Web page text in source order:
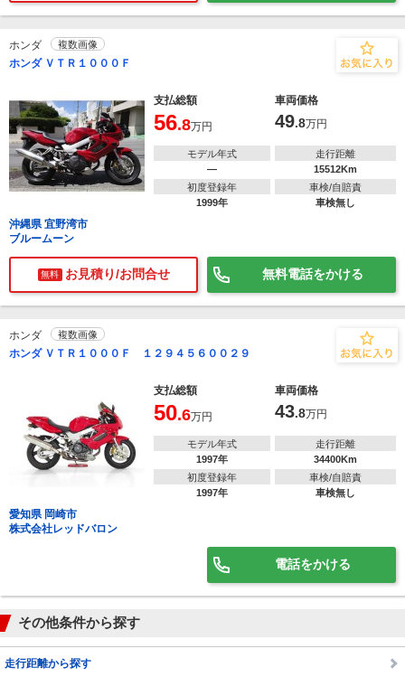
ホンダ 複数画像
ホンダ ＶＴＲ１０００Ｆ
支払総額 車両価格
56.8万円 49.8万円
モデル年式
―
走行距離
15512Km
初度登録年
1999年
車検/自賠責
車検無し
沖縄県 宜野湾市
ブルームーン
無料 お見積り/お問合せ 無料電話をかける
ホンダ 複数画像
ホンダ ＶＴＲ１０００Ｆ １２９４５６００２９
支払総額 車両価格
50.6万円 43.8万円
モデル年式
1997年
走行距離
34400Km
初度登録年
1997年
車検/自賠責
車検無し
愛知県 岡崎市
株式会社レッドバロン
電話をかける
その他条件から探す
走行距離から探す